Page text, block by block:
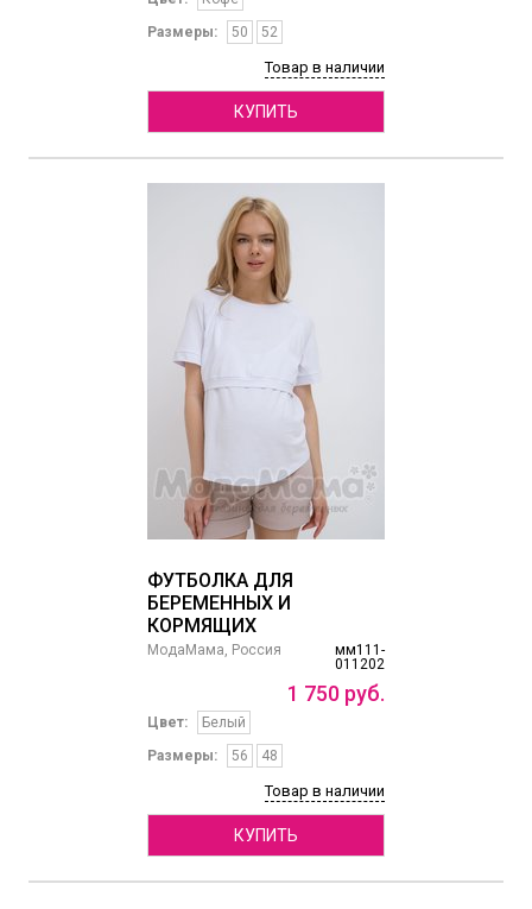
Размеры:
50 52
Товар в наличии
КУПИТЬ
ФУТБОЛКА ДЛЯ
БЕРЕМЕННЫХ И
КОРМЯЩИХ
мм111-
011202
МодаМама, Россия
1 750 руб.
Цвет:
Белый
Размеры:
56 48
Товар в наличии
КУПИТЬ